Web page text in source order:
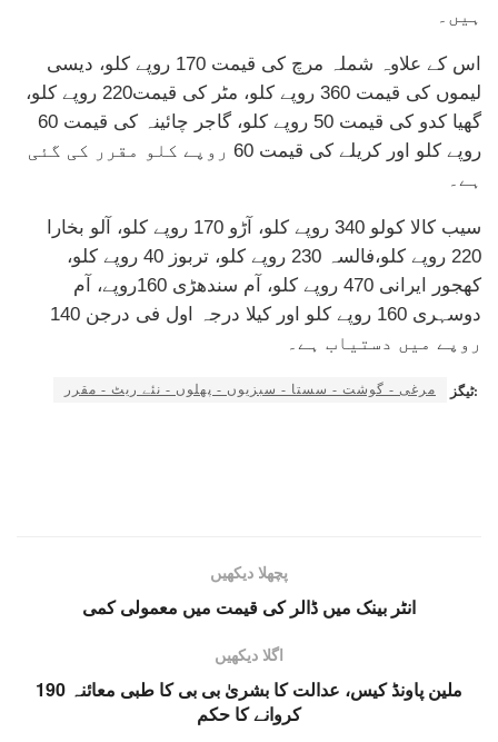
ہیں۔
اس کے علاوہ شملہ مرچ کی قیمت 170 روپے کلو، دیسی
لیموں کی قیمت 360 روپے کلو، مٹر کی قیمت220 روپے کلو،
گھیا کدو کی قیمت 50 روپے کلو، گاجر چائینہ کی قیمت 60
روپے کلو اور کریلے کی قیمت 60 روپے کلو مقرر کی گئی
ہے۔
سیب کالا کولو 340 روپے کلو، آڑو 170 روپے کلو، آلو بخارا
220 روپے کلو،فالسہ 230 روپے کلو، تربوز 40 روپے کلو،
کھجور ایرانی 470 روپے کلو، آم سندھڑی 160روپے، آم
دوسہری 160 روپے کلو اور کیلا درجہ اول فی درجن 140
روپے میں دستیاب ہے۔
ٹیگز: مرغی - گوشت - سستا - سبزیوں - پھلوں - نئے ریٹ - مقرر
پچھلا دیکھیں
انٹر بینک میں ڈالر کی قیمت میں معمولی کمی
اگلا دیکھیں
190 ملین پاونڈ کیس، عدالت کا بشریٰ بی بی کا طبی معائنہ
کروانے کا حکم